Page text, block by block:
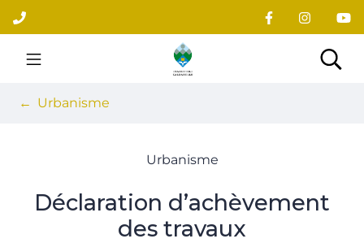
Aller
au
contenu
Site officiel du village
Urbanisme
Urbanisme
Déclaration d’achèvement
des travaux